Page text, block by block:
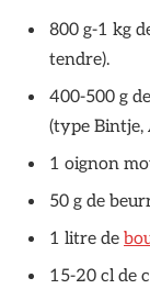
800 g-1 kg
tendre).
400-500 g
(type Bintje,
1 oignon
50 g de
1 litre de
15-20 cl de